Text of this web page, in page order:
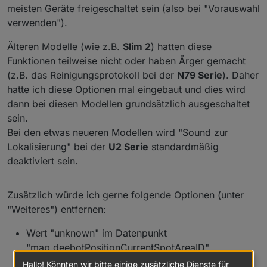
Ideen-Sammlung "Views für ozmo Deebot"
Aktuell gibt es (mehr oder weniger häufig)
auf 32-Bit Systemen Probleme mit der
Erstellung vom Map Image.
Das betrifft hauptsächlich Raspberry Pi
Systeme, welche i.d.R. noch mit einem
32-Bit Linux betrieben werden. Das
nahe Komponente von bzw. unter der
Canvas Library verursacht - daher kann
ich aktuell nichts machen und muss an
Installation i.d.R. neu erstellt wird.
Die Generierung der aktuellen Map ("map.
[mapID].loadMapImage" bzw. "map64")
funktioniert noch nicht bei den Deebot X1,
X2, T20 und T30 Serien
Weitere Informationen:
Datenpunkte (GitHub)
Möglichkeit für sonstiges Feedback:
Bug reports und feature requests (GitHub)
Nützliche Links:
ioBroker Tutorial | verdrahtet.info
Ideen-Sammlung "Views für ozmo Deebot"
meisten Geräte freigeschaltet sein (also bei "Vorauswahl
verwenden").
Älteren Modelle (wie z.B. Slim 2) hatten diese
Funktionen teilweise nicht oder haben Ärger gemacht
(z.B. das Reinigungsprotokoll bei der N79 Serie). Daher
hatte ich diese Optionen mal eingebaut und dies wird
dann bei diesen Modellen grundsätzlich ausgeschaltet
sein.
Bei den etwas neueren Modellen wird "Sound zur
Lokalisierung" bei der U2 Serie standardmäßig
deaktiviert sein.
Zusätzlich würde ich gerne folgende Optionen (unter
"Weiteres") entfernen:
Wert "unknown" im Datenpunkt
"map.deebotPositionCurrentSpotAreaID"
unterdrücken
Hallo! Könnten wir bitte einige zusätzliche Dienste für